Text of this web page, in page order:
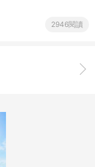
2946閱讀